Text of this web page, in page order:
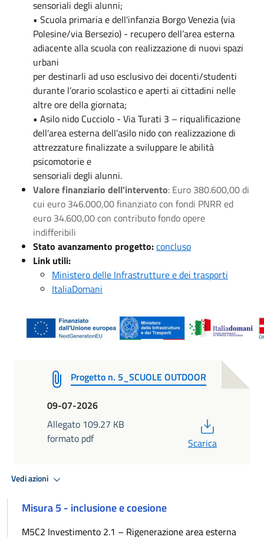
sensoriali degli alunni;
• Scuola primaria e dell'infanzia Borgo Venezia (via
Polesine/via Bersezio) - recupero dell’area esterna
adiacente alla scuola con realizzazione di nuovi spazi
urbani
per destinarli ad uso esclusivo dei docenti/studenti
durante l’orario scolastico e aperti ai cittadini nelle
altre ore della giornata;
• Asilo nido Cucciolo - Via Turati 3 – riqualificazione
dell’area esterna dell’asilo nido con realizzazione di
attrezzature finalizzate a sviluppare le abilità
psicomotorie e
sensoriali degli alunni.
Valore finanziario dell'intervento: Euro 380.600,00 di
cui euro 346.000,00 finanziato con fondi PNRR ed
euro 34.600,00 con contributo fondo opere
indifferibili
Stato avanzamento progetto:concluso
Link utili:
Ministero delle Infrastrutture e dei trasporti
ItaliaDomani
Progetto n. 5_SCUOLE OUTDOOR
09-07-2026
Allegato 109.27 KB
formato pdf
Scarica
Vedi azioni
Misura 5 - inclusione e coesione
M5C2 Investimento 2.1 – Rigenerazione area esterna